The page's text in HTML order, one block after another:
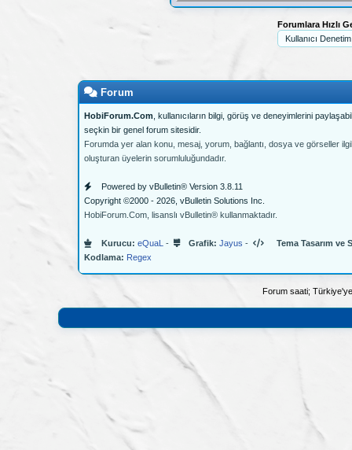
Forumlara Hızlı
Forum
HobiForum.Com , kullanıcıların bilgi, görüş ve deneyimlerini
seçkin bir genel forum sitesidir.
Forumda yer alan konu, mesaj, yorum, bağlantı, dosya ve görseller
oluşturan üyelerin sorumluluğundadır.
Powered by vBulletin® Version 3.8.11
Copyright ©2000 - 2026, vBulletin Solutions Inc.
HobiForum.Com, lisanslı vBulletin® kullanmaktadır.
Kurucu: eQuaL - Grafik: Jayus -
Tema Tasarım ve
Kodlama: Regex
Forum saati;